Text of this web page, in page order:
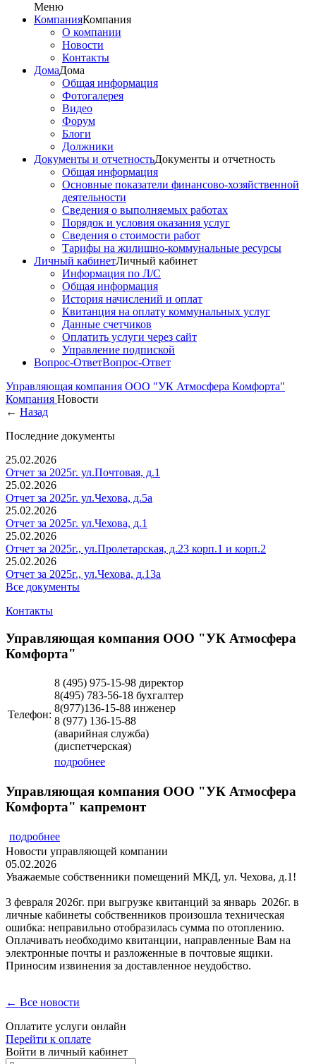
Меню
КомпанияКомпания
О компании
Новости
Контакты
ДомаДома
Общая информация
Фотогалерея
Видео
Форум
Блоги
Должники
Документы и отчетностьДокументы и отчетность
Общая информация
Основные показатели финансово-хозяйственной
деятельности
Сведения о выполняемых работах
Порядок и условия оказания услуг
Сведения о стоимости работ
Тарифы на жилищно-коммунальные ресурсы
Личный кабинетЛичный кабинет
Информация по Л/С
Общая информация
История начислений и оплат
Квитанция на оплату коммунальных услуг
Данные счетчиков
Оплатить услуги через сайт
Управление подпиской
Вопрос-ОтветВопрос-Ответ
Управляющая компания ООО "УК Атмосфера Комфорта"
Компания Новости
← Назад
Последние документы
25.02.2026
Отчет за 2025г. ул.Почтовая, д.1
25.02.2026
Отчет за 2025г. ул.Чехова, д.5а
25.02.2026
Отчет за 2025г. ул.Чехова, д.1
25.02.2026
Отчет за 2025г., ул.Пролетарская, д.23 корп.1 и корп.2
25.02.2026
Отчет за 2025г., ул.Чехова, д.13а
Все документы
Контакты
Управляющая компания ООО "УК Атмосфера
Комфорта"
Телефон:
8 (495) 975-15-98 директор
8(495) 783-56-18 бухгалтер
8(977)136-15-88 инженер
8 (977) 136-15-88
(аварийная служба)
(диспетчерская)
подробнее
Управляющая компания ООО "УК Атмосфера
Комфорта" капремонт
подробнее
Новости управляющей компании
05.02.2026
Уважаемые собственники помещений МКД, ул. Чехова, д.1!
3 февраля 2026г. при выгрузке квитанций за январь 2026г. в
личные кабинеты собственников произошла техническая
ошибка: неправильно отобразилась сумма по отоплению.
Оплачивать необходимо квитанции, направленные Вам на
электронные почты и разложенные в почтовые ящики.
Приносим извинения за доставленное неудобство.
← Все новости
Оплатите услуги онлайн
Перейти к оплате
Войти в личный кабинет